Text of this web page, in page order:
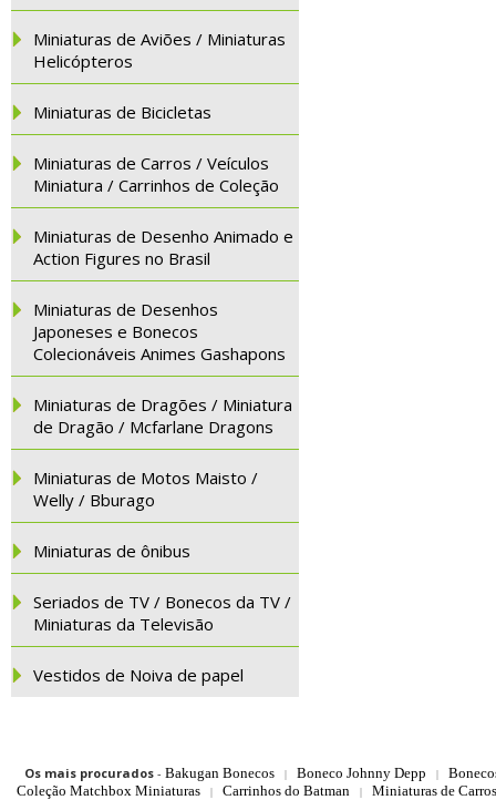
Miniaturas de Aviões / Miniaturas
Helicópteros
Miniaturas de Bicicletas
Miniaturas de Carros / Veículos
Miniatura / Carrinhos de Coleção
Miniaturas de Desenho Animado e
Action Figures no Brasil
Miniaturas de Desenhos
Japoneses e Bonecos
Colecionáveis Animes Gashapons
Miniaturas de Dragões / Miniatura
de Dragão / Mcfarlane Dragons
Miniaturas de Motos Maisto /
Welly / Bburago
Miniaturas de ônibus
Seriados de TV / Bonecos da TV /
Miniaturas da Televisão
Vestidos de Noiva de papel
Os mais procurados- Bakugan Bonecos | Boneco Johnny Depp |
Coleção Matchbox Miniaturas
| Carrinhos do Batman | Miniaturas de